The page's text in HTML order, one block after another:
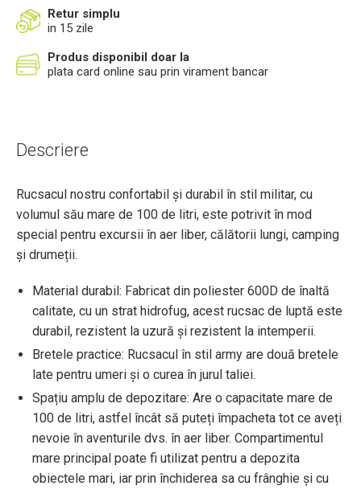
Retur simplu
in 15 zile
Produs disponibil doar la
plata card online sau prin virament bancar
Descriere
Rucsacul nostru confortabil și durabil în stil militar, cu
volumul său mare de 100 de litri, este potrivit în mod
special pentru excursii în aer liber, călătorii lungi, camping
și drumeții.
Material durabil: Fabricat din poliester 600D de înaltă
calitate, cu un strat hidrofug, acest rucsac de luptă este
durabil, rezistent la uzură și rezistent la intemperii.
Bretele practice: Rucsacul în stil army are două bretele
late pentru umeri și o curea în jurul taliei.
Spațiu amplu de depozitare: Are o capacitate mare de
100 de litri, astfel încât să puteți împacheta tot ce aveți
nevoie în aventurile dvs. în aer liber. Compartimentul
mare principal poate fi utilizat pentru a depozita
obiectele mari, iar prin închiderea sa cu frânghie și cu